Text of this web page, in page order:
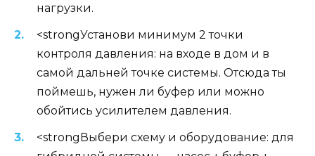
нагрузки.
<strongУстанови минимум 2 точки
контроля давления: на входе в дом и в
самой дальней точке системы. Отсюда ты
поймешь, нужен ли буфер или можно
обойтись усилителем давления.
<strongВыбери схему и оборудование: для